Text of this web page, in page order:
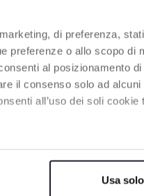
di preferenza,
preferenze o allo scopo di
al posizionamento
il consenso solo ad
all’uso dei soli
Usa
2 Couleurs